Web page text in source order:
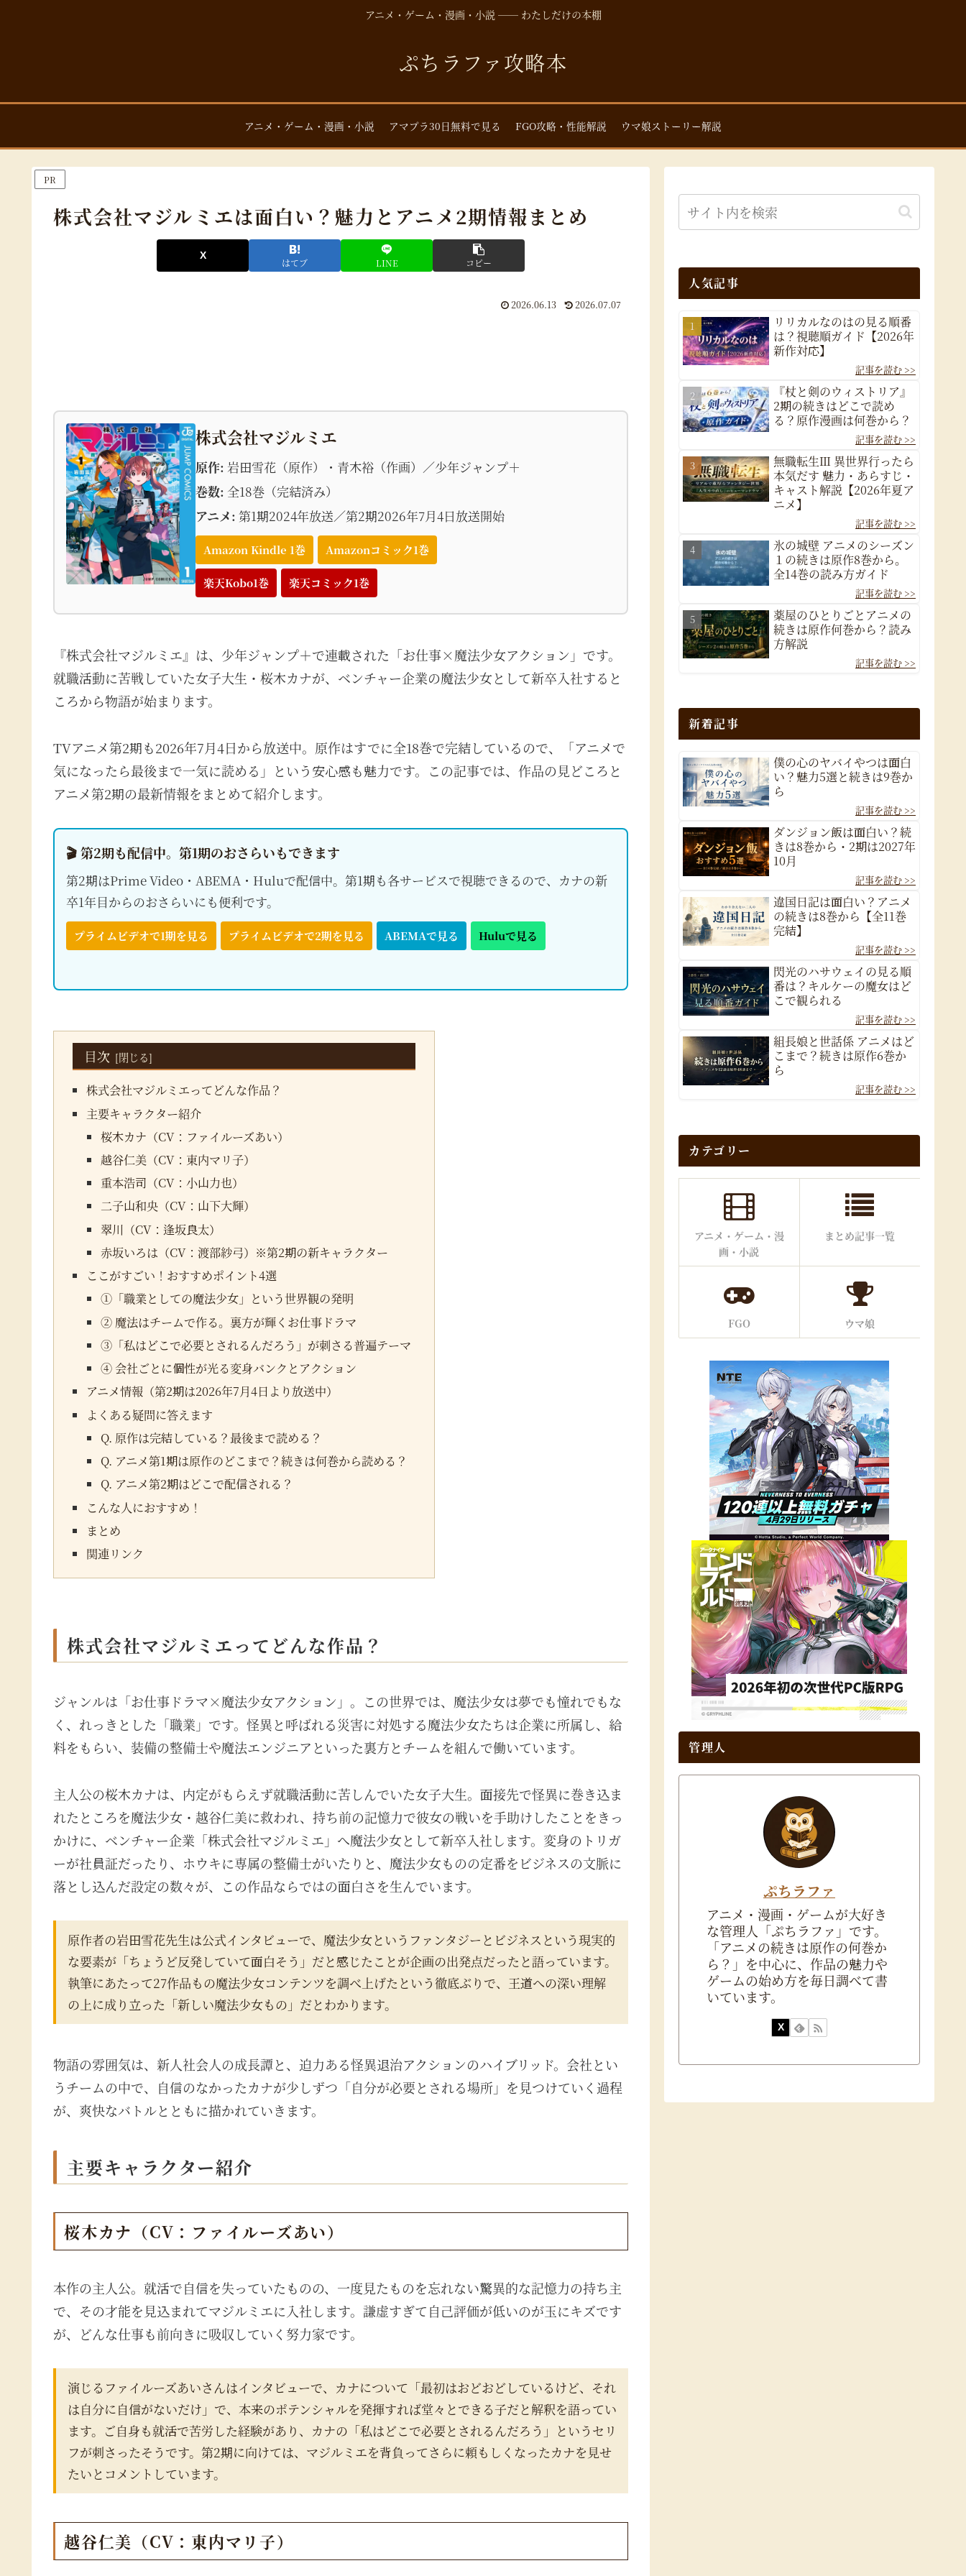
アニメ・ゲーム・漫画・小説 ── わたしだけの本棚
ぷちラファ攻略本
アニメ・ゲーム・漫画・小説 アマプラ30日無料で見る FGO攻略・性能解説 ウマ娘ストーリー解説
PR
株式会社マジルミエは面白い？魅力とアニメ2期情報まとめ
はてブ LINE コピー
2026.06.13 2026.07.07
株式会社マジルミエ
原作: 岩田雪花（原作）・青木裕（作画）／少年ジャンプ＋
巻数: 全18巻（完結済み）
アニメ: 第1期2024年放送／第2期2026年7月4日放送開始
Amazon Kindle 1巻 Amazonコミック1巻
楽天Kobo1巻 楽天コミック1巻
『株式会社マジルミエ』は、少年ジャンプ＋で連載された「お仕事×魔法少女アクション」です。
就職活動に苦戦していた女子大生・桜木カナが、ベンチャー企業の魔法少女として新卒入社すると
ころから物語が始まります。
TVアニメ第2期も2026年7月4日から放送中。原作はすでに全18巻で完結しているので、「アニメで
気になったら最後まで一気に読める」という安心感も魅力です。この記事では、作品の見どころと
アニメ第2期の最新情報をまとめて紹介します。
🎬 第2期も配信中。第1期のおさらいもできます
第2期はPrime Video・ABEMA・Huluで配信中。第1期も各サービスで視聴できるので、カナの新
卒1年目からのおさらいにも便利です。
プライムビデオで1期を見る プライムビデオで2期を見る ABEMAで見る Huluで見る
目次
株式会社マジルミエってどんな作品？
主要キャラクター紹介
桜木カナ（CV：ファイルーズあい）
越谷仁美（CV：東内マリ子）
重本浩司（CV：小山力也）
二子山和央（CV：山下大輝）
翠川（CV：逢坂良太）
赤坂いろは（CV：渡部紗弓）※第2期の新キャラクター
ここがすごい！おすすめポイント4選
①「職業としての魔法少女」という世界観の発明
② 魔法はチームで作る。裏方が輝くお仕事ドラマ
③「私はどこで必要とされるんだろう」が刺さる普遍テーマ
④ 会社ごとに個性が光る変身バンクとアクション
アニメ情報（第2期は2026年7月4日より放送中）
よくある疑問に答えます
Q. 原作は完結している？最後まで読める？
Q. アニメ第1期は原作のどこまで？続きは何巻から読める？
Q. アニメ第2期はどこで配信される？
こんな人におすすめ！
まとめ
関連リンク
株式会社マジルミエってどんな作品？
ジャンルは「お仕事ドラマ×魔法少女アクション」。この世界では、魔法少女は夢でも憧れでもな
く、れっきとした「職業」です。怪異と呼ばれる災害に対処する魔法少女たちは企業に所属し、給
料をもらい、装備の整備士や魔法エンジニアといった裏方とチームを組んで働いています。
主人公の桜木カナは、内定がもらえず就職活動に苦しんでいた女子大生。面接先で怪異に巻き込ま
れたところを魔法少女・越谷仁美に救われ、持ち前の記憶力で彼女の戦いを手助けしたことをきっ
かけに、ベンチャー企業「株式会社マジルミエ」へ魔法少女として新卒入社します。変身のトリガ
ーが社員証だったり、ホウキに専属の整備士がいたりと、魔法少女ものの定番をビジネスの文脈に
落とし込んだ設定の数々が、この作品ならではの面白さを生んでいます。
原作者の岩田雪花先生は公式インタビューで、魔法少女というファンタジーとビジネスという現実的
な要素が「ちょうど反発していて面白そう」だと感じたことが企画の出発点だったと語っています。
執筆にあたって27作品もの魔法少女コンテンツを調べ上げたという徹底ぶりで、王道への深い理解
の上に成り立った「新しい魔法少女もの」だとわかります。
物語の雰囲気は、新人社会人の成長譚と、迫力ある怪異退治アクションのハイブリッド。会社とい
うチームの中で、自信のなかったカナが少しずつ「自分が必要とされる場所」を見つけていく過程
が、爽快なバトルとともに描かれていきます。
主要キャラクター紹介
桜木カナ（CV：ファイルーズあい）
本作の主人公。就活で自信を失っていたものの、一度見たものを忘れない驚異的な記憶力の持ち主
で、その才能を見込まれてマジルミエに入社します。謙虚すぎて自己評価が低いのが玉にキズです
が、どんな仕事も前向きに吸収していく努力家です。
演じるファイルーズあいさんはインタビューで、カナについて「最初はおどおどしているけど、それ
は自分に自信がないだけ」で、本来のポテンシャルを発揮すれば堂々とできる子だと解釈を語ってい
ます。ご自身も就活で苦労した経験があり、カナの「私はどこで必要とされるんだろう」というセリ
フが刺さったそうです。第2期に向けては、マジルミエを背負ってさらに頼もしくなったカナを見せ
たいとコメントしています。
越谷仁美（CV：東内マリ子）
人気記事
リリカルなのはの見る順番
は？視聴順ガイド【2026年
新作対応】
『杖と剣のウィストリア』
2期の続きはどこで読め
る？原作漫画は何巻から？
無職転生Ⅲ 異世界行ったら
本気だす 魅力・あらすじ・
キャスト解説【2026年夏ア
ニメ】
氷の城壁 アニメのシーズン
１の続きは原作8巻から。
全14巻の読み方ガイド
薬屋のひとりごとアニメの
続きは原作何巻から？読み
方解説
新着記事
僕の心のヤバイやつは面白
い？魅力5選と続きは9巻か
ら
ダンジョン飯は面白い？続
きは8巻から・2期は2027年
10月
違国日記は面白い？アニメ
の続きは8巻から【全11巻
完結】
閃光のハサウェイの見る順
番は？キルケーの魔女はど
こで観られる
組長娘と世話係 アニメはど
こまで？続きは原作6巻か
ら
カテゴリー
アニメ・ゲーム・漫
画・小説
まとめ記事一覧
FGO ウマ娘
管理人
ぷちラファ
アニメ・漫画・ゲームが大好き
な管理人「ぷちラファ」です。
「アニメの続きは原作の何巻か
ら？」を中心に、作品の魅力や
ゲームの始め方を毎日調べて書
いています。